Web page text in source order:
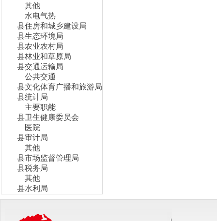
其他
水电气热
县住房和城乡建设局
县生态环境局
县农业农村局
县林业和草原局
县交通运输局
公共交通
县文化体育广播和旅游局
县统计局
主要职能
县卫生健康委员会
医院
县审计局
其他
县市场监督管理局
县税务局
其他
县水利局